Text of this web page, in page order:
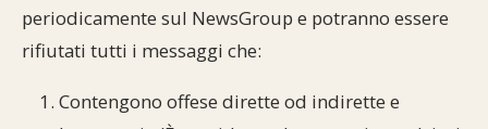
periodicamente sul NewsGroup e potranno essere
rifiutati tutti i messaggi che:
Contengono offese dirette od indirette e